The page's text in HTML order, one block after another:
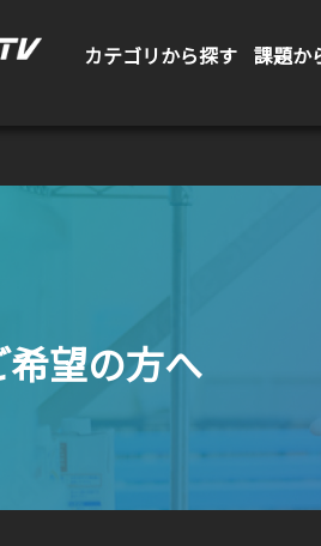
カテゴリから探す 課題か
望の方へ